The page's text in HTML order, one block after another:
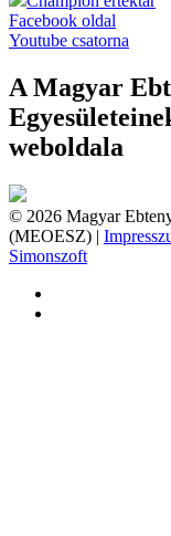
Facebook oldal
Youtube csatorna
A Magyar
weboldala
© 2026 Magyar
(MEOESZ) |
Simonszoft